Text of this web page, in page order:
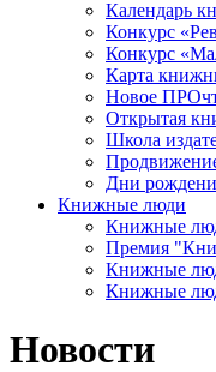
Календарь
Конкурс
Конкурс
Карта
Новое
Открытая
Школа
Дни
Книжные люди
Книжные
Премия
Книжные
Книжные
Новости